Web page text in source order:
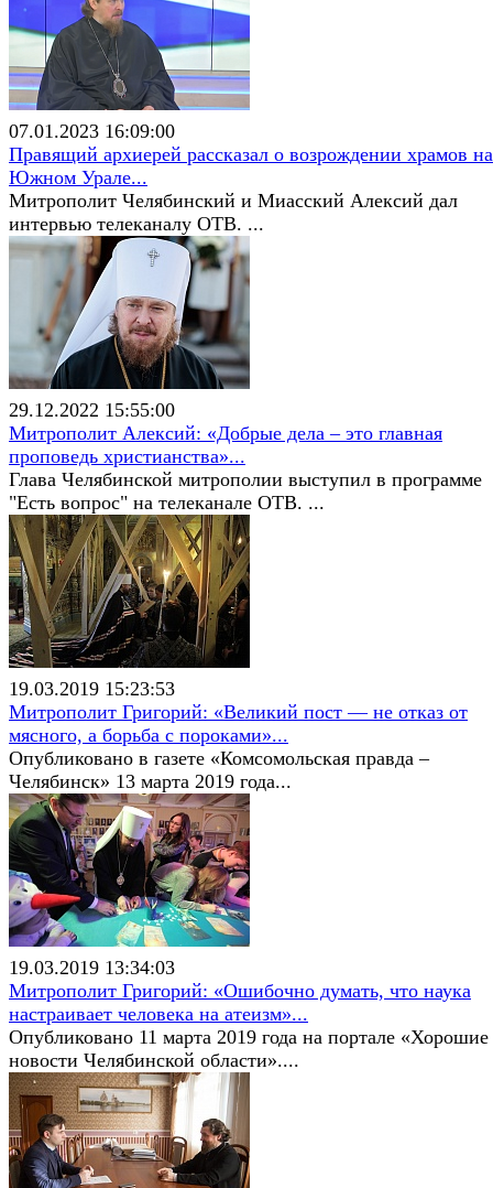
07.01.2023 16:09:00
Правящий архиерей рассказал о возрождении храмов на
Южном Урале...
Митрополит Челябинский и Миасский Алексий дал
интервью телеканалу ОТВ. ...
29.12.2022 15:55:00
Митрополит Алексий: «Добрые дела – это главная
проповедь христианства»...
Глава Челябинской митрополии выступил в программе
"Есть вопрос" на телеканале ОТВ. ...
19.03.2019 15:23:53
Митрополит Григорий: «Великий пост — не отказ от
мясного, а борьба с пороками»...
Опубликовано в газете «Комсомольская правда –
Челябинск» 13 марта 2019 года...
19.03.2019 13:34:03
Митрополит Григорий: «Ошибочно думать, что наука
настраивает человека на атеизм»...
Опубликовано 11 марта 2019 года на портале «Хорошие
новости Челябинской области»....